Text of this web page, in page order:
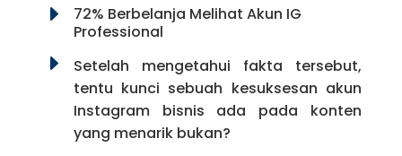
E
72% Berbelanja Melihat Akun IG
Professional
E
Setelah mengetahui fakta tersebut,
tentu kunci sebuah kesuksesan akun
Instagram bisnis ada pada konten
yang menarik bukan?